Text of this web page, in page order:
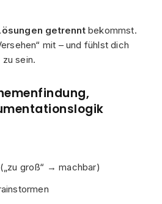
getrenntbekommst.
mit – und fühlst dich
sein.
groß“ → machbar)